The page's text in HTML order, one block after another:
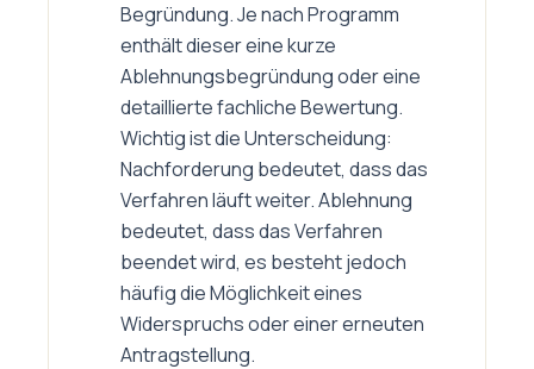
Begründung. Je nach Programm
enthält dieser eine kurze
Ablehnungsbegründung oder eine
detaillierte fachliche Bewertung.
Wichtig ist die Unterscheidung:
Nachforderung bedeutet, dass das
Verfahren läuft weiter. Ablehnung
bedeutet, dass das Verfahren
beendet wird, es besteht jedoch
häufig die Möglichkeit eines
Widerspruchs oder einer erneuten
Antragstellung.